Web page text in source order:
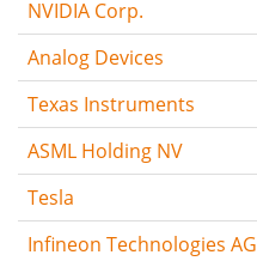
NVIDIA Corp.
Analog Devices
Texas Instruments
ASML Holding NV
Tesla
Infineon Technologies AG